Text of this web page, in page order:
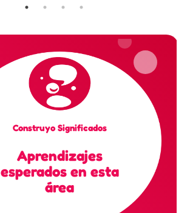
Construyo Significados
Aprendizajes
esperados en esta
área